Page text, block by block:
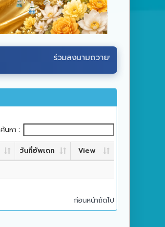
ร่วมลงนามถวายพระพรชัยมงคล
ค้นหา :
วันที่อัพเดท
View
ก่อนหน้าถัดไป